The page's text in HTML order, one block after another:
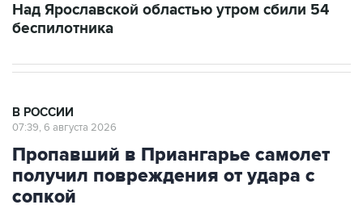
Над Ярославской областью утром сбили 54
беспилотника
В РОССИИ
07:39, 6 августа 2026
Пропавший в Приангарье самолет
получил повреждения от удара с
сопкой